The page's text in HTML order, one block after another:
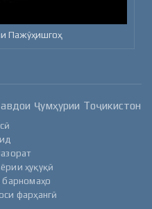
Пажӯҳишгоҳ
Ҷумҳурии Тоҷикистон
ҳуқуқӣ
барномаҳо
фарҳангӣ